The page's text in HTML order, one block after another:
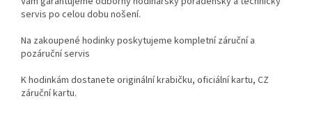
servis po celou dobu nošení.
Na zakoupené hodinky poskytujeme kompletní záruční a
pozáruční servis
K hodinkám dostanete originální krabičku, oficiální kartu, CZ
záruční kartu.